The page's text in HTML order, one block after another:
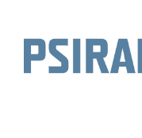
springen